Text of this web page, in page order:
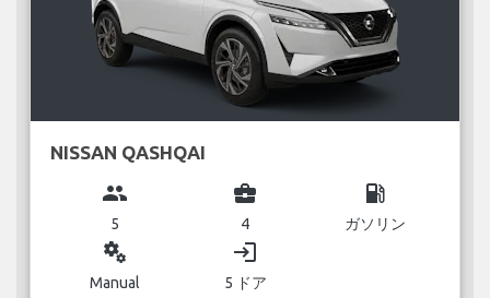
NISSAN QASHQAI
group
5
business_center
4
local_gas_station
ガソリン
miscellaneous_services
Manual
login
5 ドア